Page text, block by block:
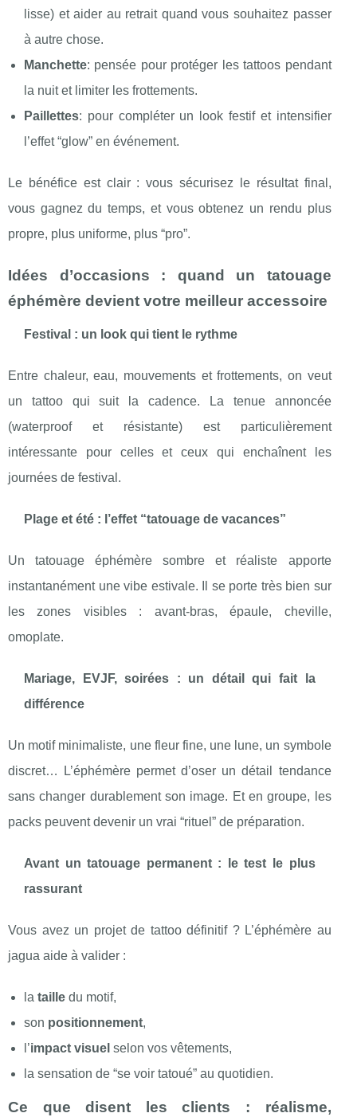
lisse) et aider au retrait quand vous souhaitez passer
à autre chose.
Manchette: pensée pour protéger les tattoos pendant
la nuit et limiter les frottements.
Paillettes: pour compléter un look festif et intensifier
l’effet “glow” en événement.
Le bénéfice est clair : vous sécurisez le résultat final,
vous gagnez du temps, et vous obtenez un rendu plus
propre, plus uniforme, plus “pro”.
Idées d’occasions : quand un tatouage
éphémère devient votre meilleur accessoire
Festival : un look qui tient le rythme
Entre chaleur, eau, mouvements et frottements, on veut
un tattoo qui suit la cadence. La tenue annoncée
(waterproof et résistante) est particulièrement
intéressante pour celles et ceux qui enchaînent les
journées de festival.
Plage et été : l’effet “tatouage de vacances”
Un tatouage éphémère sombre et réaliste apporte
instantanément une vibe estivale. Il se porte très bien sur
les zones visibles : avant-bras, épaule, cheville,
omoplate.
Mariage, EVJF, soirées : un détail qui fait la
différence
Un motif minimaliste, une fleur fine, une lune, un symbole
discret… L’éphémère permet d’oser un détail tendance
sans changer durablement son image. Et en groupe, les
packs peuvent devenir un vrai “rituel” de préparation.
Avant un tatouage permanent : le test le plus
rassurant
Vous avez un projet de tattoo définitif ? L’éphémère au
jagua aide à valider :
la taille du motif,
son positionnement,
l’impact visuel selon vos vêtements,
la sensation de “se voir tatoué” au quotidien.
Ce que disent les clients : réalisme,